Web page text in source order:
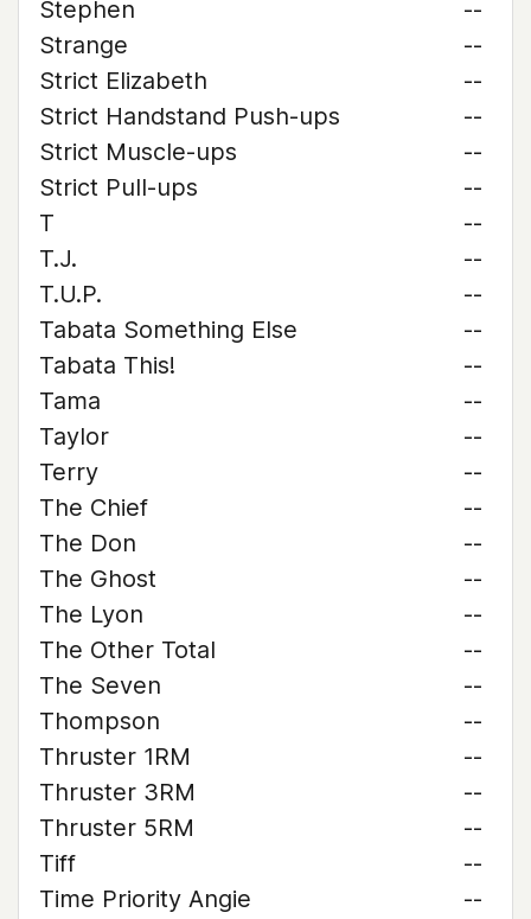
Stephen
--
Strange
--
Strict Elizabeth
--
Strict Handstand Push-ups
--
Strict Muscle-ups
--
Strict Pull-ups
--
T
--
T.J.
--
T.U.P.
--
Tabata Something Else
--
Tabata This!
--
Tama
--
Taylor
--
Terry
--
The Chief
--
The Don
--
The Ghost
--
The Lyon
--
The Other Total
--
The Seven
--
Thompson
--
Thruster 1RM
--
Thruster 3RM
--
Thruster 5RM
--
Tiff
--
Time Priority Angie
--